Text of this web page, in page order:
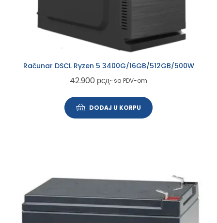
Računar DSCL Ryzen 5 3400G/16GB/512GB/500W
42.900 рсд~ sa PDV-om
DODAJ U KORPU